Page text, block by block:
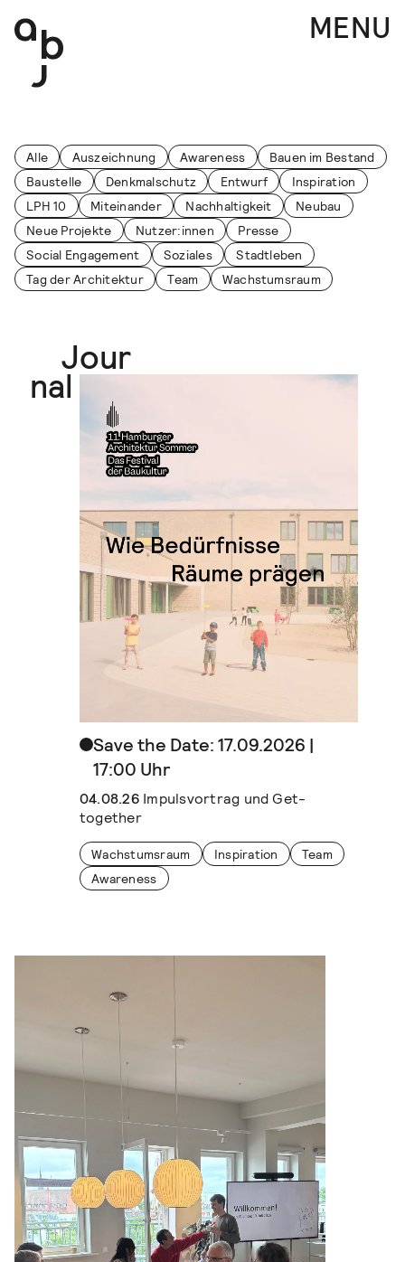
MENU
Journal
Alle Auszeichnung Awareness
Bauen im Bestand
Baustelle
Denkmalschutz Entwurf
Inspiration
LPH 10
Miteinander Nachhaltigkeit
Neubau
Neue Projekte
Nutzer:innen
Presse
Social Engagement
Soziales
Stadtleben
Tag der Architektur
Team Wachstumsraum
Jour
nal
Save the Date: 17.09.2026 |
17:00 Uhr
04.08.26Impulsvortrag und Get-
together
Wachstumsraum Inspiration
Team
Awareness